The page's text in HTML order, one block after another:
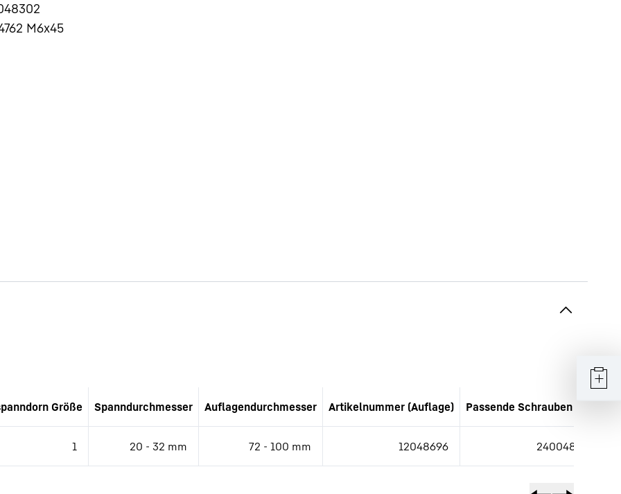
M6x45
Größe Spanndurchmesser Auflagendurchmesser Artikelnummer (Auflage) Passende Schrauben IDNr.
1 20 - 32 mm 72 - 100 mm 12048696 240048302